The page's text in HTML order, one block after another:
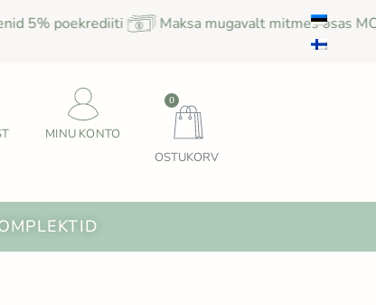
Maksa mugavalt mitmes osas MODENA
MINU KONTO
0
Cart
OSTUKORV